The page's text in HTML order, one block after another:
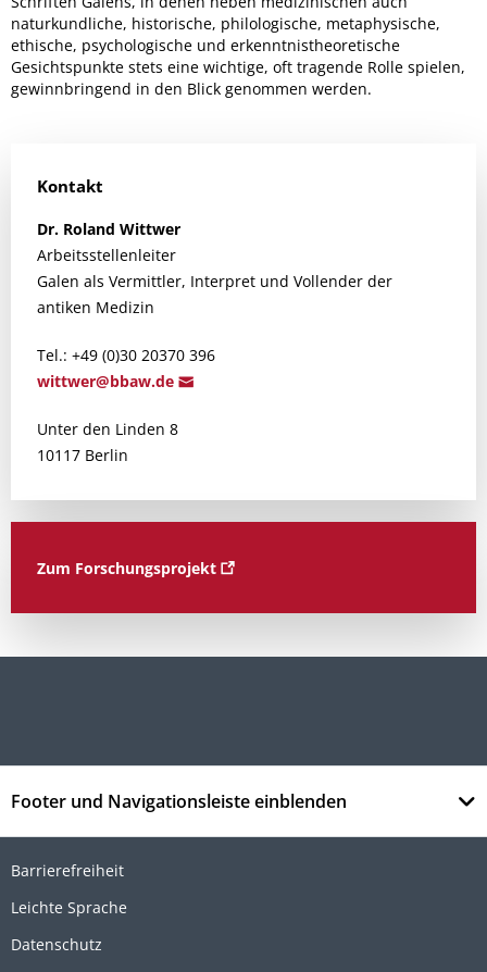
naturkundliche, historische, philologische, metaphysische,
ethische, psychologische und erkenntnistheoretische
Gesichtspunkte stets eine wichtige, oft tragende Rolle spielen,
gewinnbringend in den Blick genommen werden.
Kontakt
Dr. Roland Wittwer
Arbeitsstellenleiter
Galen als Vermittler, Interpret und Vollender der
antiken Medizin
Tel.: +49 (0)30 20370 396
wittwer@bbaw.de
Unter den Linden 8
10117 Berlin
Zum Forschungsprojekt
Footer und Navigationsleiste einblenden
Barrierefreiheit
Leichte Sprache
Datenschutz